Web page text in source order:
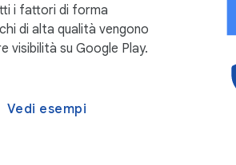
i fattori di forma
di alta qualità vengono
visibilità su Google Play.
Vedi esempi